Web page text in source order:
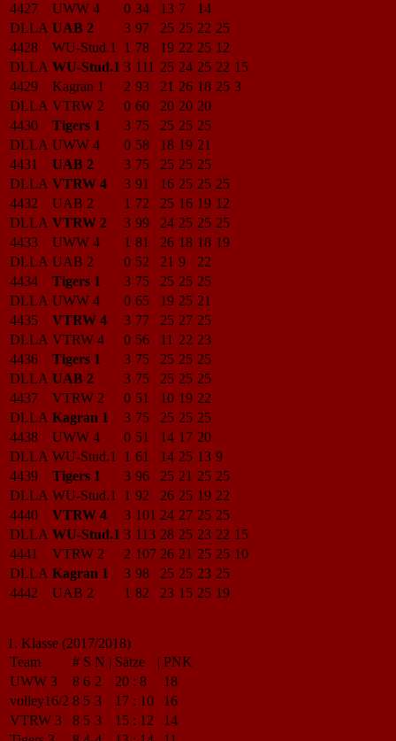
4427 UWW 4 0 34 13 7
14
DLLA UAB 2 3 97 25 25 22 25
4428
WU-Stud.1 1 78 19 22 25 12
DLLA WU-Stud.1 3 111 25 24 25 22 15
4429
Kagran 1 2 93 21 26 18 25 3
DLLA VTRW 2 0 60 20 20 20
4430
Tigers 1 3 75 25 25 25
DLLA UWW 4 0 58 18 19 21
4431
UAB 2 3 75 25 25 25
DLLA VTRW 4 3 91 16 25 25 25
4432
UAB 2 1 72 25 16 19 12
DLLA VTRW 2 3 99 24 25 25 25
4433
UWW 4 1 81 26 18 18 19
DLLA UAB 2 0 52 21 9
22
4434
Tigers 1 3 75 25 25 25
DLLA UWW 4 0 65 19 25 21
4435
VTRW 4 3 77 25 27 25
DLLA VTRW 4 0 56 11 22 23
4436
Tigers 1 3 75 25 25 25
DLLA UAB 2 3 75 25 25 25
4437
VTRW 2 0 51 10 19 22
DLLA Kagran 1 3 75 25 25 25
4438
UWW 4 0 51 14 17 20
DLLA WU-Stud.1 1 61 14 25 13 9
4439
Tigers 1 3 96 25 21 25 25
DLLA WU-Stud.1 1 92 26 25 19 22
4440
VTRW 4 3 101 24 27 25 25
DLLA WU-Stud.1 3 113 28 25 23 22 15
4441
VTRW 2 2 107 26 21 25 25 10
DLLA Kagran 1 3 98 25 25 23 25
4442
UAB 2 1 82 23 15 25 19
1. Klasse (2017/2018)
Team
# S N | Sätze | PNK
UWW 3
8 6 2 20 : 8
18
volley16/2 8 5 3 17 : 10
16
VTRW 3
8 5 3 15 : 12
14